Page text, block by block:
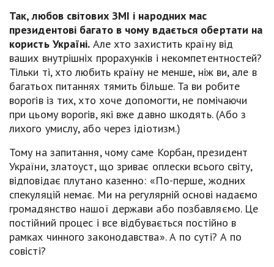
Так, любов світових ЗМІ і народних мас
президентові багато в чому вдається обертати на
користь Україні. Але хто захистить країну від
ваших внутрішніх прорахунків і некомпетентностей?
Тільки ті, хто любить країну не менше, ніж ви, але в
багатьох питаннях тямить більше. Та ви робите
ворогів із тих, хто хоче допомогти, не помічаючи
при цьому ворогів, які вже давно шкодять. (Або з
лихого умислу, або через ідіотизм.)
Тому на запитання, чому саме Корбан, президент
України, златоуст, що зриває оплески всього світу,
відповідає плутано казенно: «По-перше, жодних
спекуляцій немає. Ми на регулярній основі надаємо
громадянство нашої держави або позбавляємо. Це
постійний процес і все відбувається постійно в
рамках чинного законодавства». А по суті? А по
совісті?